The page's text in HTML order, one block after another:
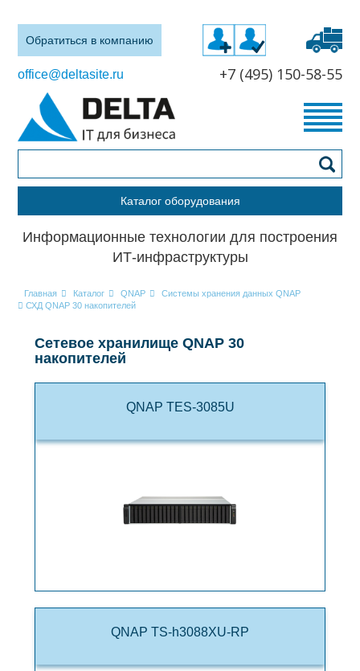
Обратиться в компанию
office@deltasite.ru +7 (495) 150-58-55
Каталог оборудования
Информационные технологии для построения
ИТ-инфраструктуры
Главная Каталог QNAP
Системы хранения данных QNAP
СХД QNAP 30 накопителей
Сетевое хранилище QNAP 30
накопителей
QNAP TES-3085U
QNAP TS-h3088XU-RP